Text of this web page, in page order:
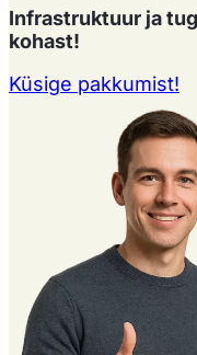
Infrastruktuur ja
kohast!
Küsige pakkumist!